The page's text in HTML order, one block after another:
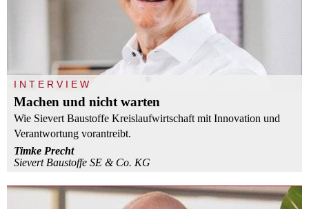
INTERVIEW
Machen und nicht warten
Wie Sievert Baustoffe Kreislaufwirtschaft mit Innovation und
Verantwortung vorantreibt.
Timke Precht
Sievert Baustoffe SE & Co. KG